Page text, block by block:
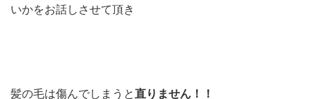
いかをお話しさせて頂き
髪の毛は傷んでしまうと直りません！！